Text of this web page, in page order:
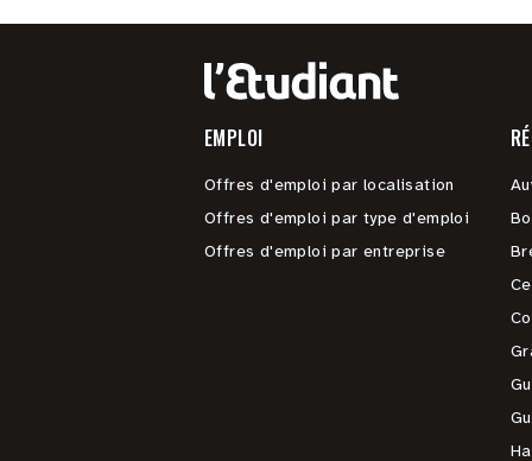
EMPLOI
Offres d'emploi par localisation
Offres d'emploi par type d'emploi
Offres d'emploi par entreprise